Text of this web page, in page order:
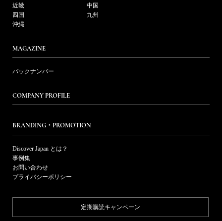
近畿
中国
四国
九州
沖縄
MAGAZINE
バックナンバー
COMPANY PROFILE
BRANDING・PROMOTION
Discover Japan とは？
事例集
お問い合わせ
プライバシーポリシー
定期購読キャンペーン